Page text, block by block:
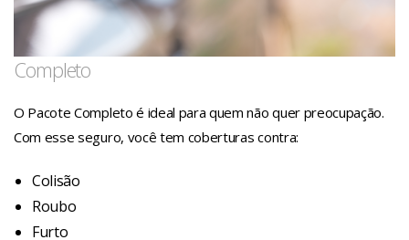
Completo
O Pacote Completo é ideal para quem não quer preocupação.
Com esse seguro, você tem coberturas contra:
Colisão
Roubo
Furto